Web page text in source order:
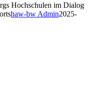
Hochschulen im Dialog
haw-bw Admin2025-